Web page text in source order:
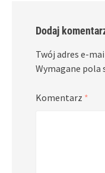
Dodaj
Twój adres e-
Wymagane pola
Komentarz *